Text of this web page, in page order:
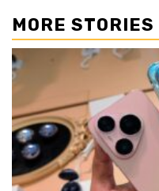
MORE STORIES